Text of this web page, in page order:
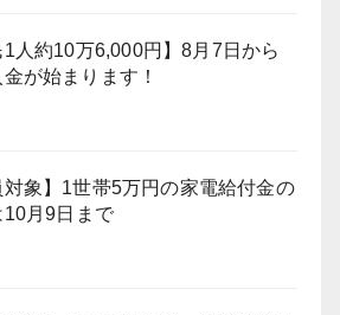
1人約10万6,000円】8月7日から
が始まります！
対象】1世帯5万円の家電給付金の
10月9日まで